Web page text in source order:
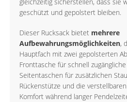
geschützt und gepolstert bleiben.
Dieser Rucksack bietet mehrere
Aufbewahrungsmöglichkeiten,
Hauptfach mit zwei gepolsterten
Fronttasche für schnell
Seitentaschen für zusätzlichen
Rückenstütze und die
Komfort während langer